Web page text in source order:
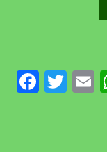
F
c
T
itt